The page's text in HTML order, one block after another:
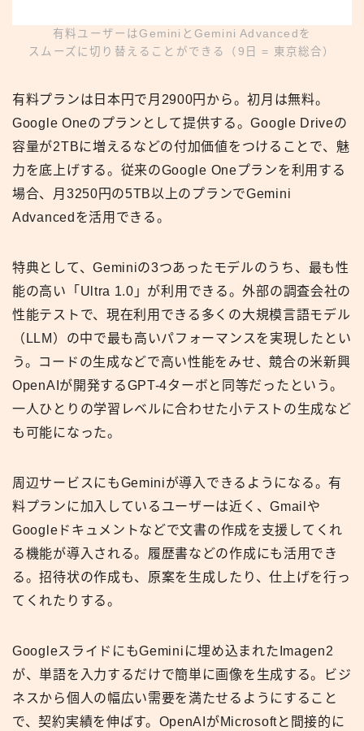
有料ユーザーはGeminiとGemini Advancedを
スムーズに切り替えることができる（9日 = 東京総合）
有料プランは日本円で月2900円から。初月は無料。
Google Oneのプランとして提供する。Google Driveの
容量が2TBに増えるなどの付加価値をつけることで、魅
力を底上げする。従来のGoogle Oneプランを利用する
場合、月3250円の5TB以上のプランでGemini
Advancedを活用できる。
特典として、Geminiの3つあったモデルのうち、最も性
能の高い「Ultra 1.0」が利用できる。外部の調査会社の
性能テストで、現在利用できる多くの大規模言語モデル
（LLM）の中で最も高いパフォーマンスを実現したとい
う。コードの生成などで高い性能をみせ、競合の米新興
OpenAIが開発するGPT-4ターボと同等だったという。
一人ひとりの学習レベルに合わせた小テストの生成など
も可能になった。
周辺サービスにもGeminiが導入できるようになる。有
料プランに加入しているユーザーは近く、Gmailや
Googleドキュメントなどで文書の作成を支援してくれ
る機能が導入される。履歴書などの作成にも活用でき
る。招待状の作成も、原案を生成したり、仕上げを行っ
てくれたりする。
GoogleスライドにもGeminiに埋め込まれたImagen2
が、単語を入力するだけで簡単に画像を生成する。ビジ
ネスから個人の幅広い需要を満たせるようにすること
で、契約実績を伸ばす。OpenAIがMicrosoftと間接的に